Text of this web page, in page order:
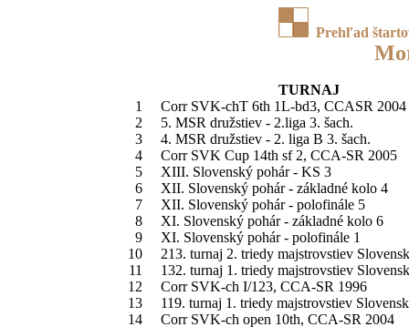
Prehľad
TURNAJ
1
Corr SVK-chT 6th 1L-bd3, CCASR 2004
2
5. MSR družstiev - 2.liga 3. šach.
3
4. MSR družstiev - 2. liga B 3. šach.
4
Corr SVK Cup 14th sf 2, CCA-SR 2005
5
XIII. Slovenský pohár - KS 3
6
XII. Slovenský pohár - základné kolo 4
7
XII. Slovenský pohár - polofinále 5
8
XI. Slovenský pohár - základné kolo 6
9
XI. Slovenský pohár - polofinále 1
10
213. turnaj 2. triedy majstrovstiev
11
132. turnaj 1. triedy majstrovstiev
12
Corr SVK-ch I/123, CCA-SR 1996
13
119. turnaj 1. triedy majstrovstiev
14
Corr SVK-ch open 10th, CCA-SR 2004